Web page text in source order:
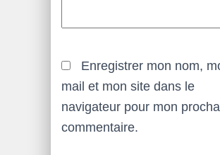
Enregistrer mon nom,
mail et mon site dans le
navigateur pour mon
commentaire.